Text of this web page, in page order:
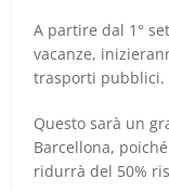
A partire dal 1°
vacanze,
trasporti pubblici.
Questo sarà un
Barcellona,
ridurrà del 50%